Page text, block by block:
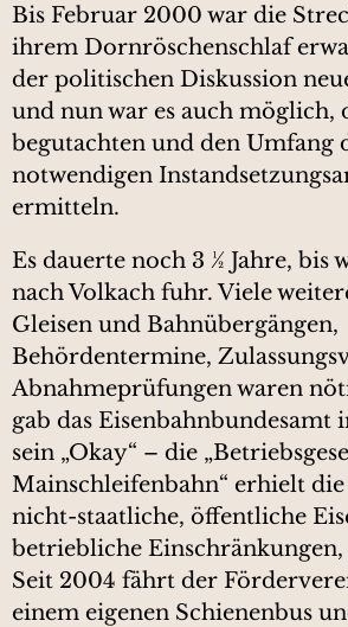
Bis Februar 2000 war die
ihrem Dornröschenschlaf
der politischen Diskussion
und nun war es auch möglich,
begutachten und den Umfang
notwendigen
ermitteln.
Es dauerte noch 3 ½ Jahre, bis
nach Volkach fuhr. Viele
Gleisen und Bahnübergängen,
Behördentermine,
Abnahmeprüfungen waren
gab das Eisenbahnbundesamt
sein „Okay“ – die
Mainschleifenbahn“ erhielt die
nicht-staatliche, öffentliche
betriebliche
Seit 2004 fährt der
einem eigenen Schienenbus